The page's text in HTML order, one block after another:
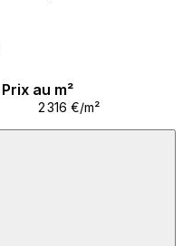
Prix au m²
2 316 €/m²